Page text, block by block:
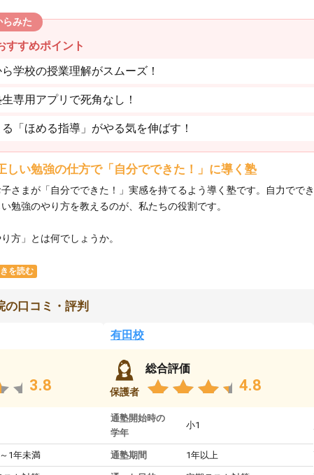
みた
すすめポイント
学校の授業理解がスムーズ！
専用アプリで死角なし！
「ほめる指導」がやる気を伸ばす！
しい勉強の仕方で「自分でできた！」に導く塾
さまが「自分でできた！」実感を持てるよう導く塾です。自力でで
勉強のやり方を教えるのが、私たちの役割です。
方」とは何でしょうか。
を読む
の口コミ・評判
3.8
1年未満
有田校
保護者
総合評価
4.8
通塾開始時の
学年
小1
通塾期間 1年以上